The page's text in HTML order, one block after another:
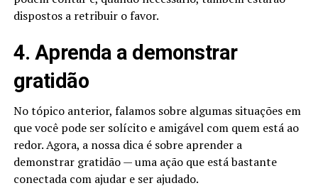
dispostos a retribuir o favor.
4. Aprenda a demonstrar
gratidão
No tópico anterior, falamos sobre algumas situações em
que você pode ser solícito e amigável com quem está ao
redor. Agora, a nossa dica é sobre aprender a
demonstrar gratidão — uma ação que está bastante
conectada com ajudar e ser ajudado.